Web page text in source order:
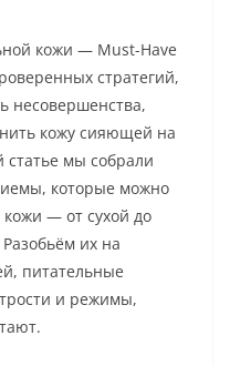
кожи — Must-Have
стратегий,
несовершенства,
кожу сияющей на
статье мы собрали
которые можно
— от сухой до
их на
питательные
и режимы,